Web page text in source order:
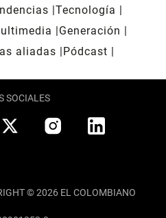
Tecnología
Generación
aliadas
Pódcast
SOCIALES
© 2026 EL COLOMBIANO